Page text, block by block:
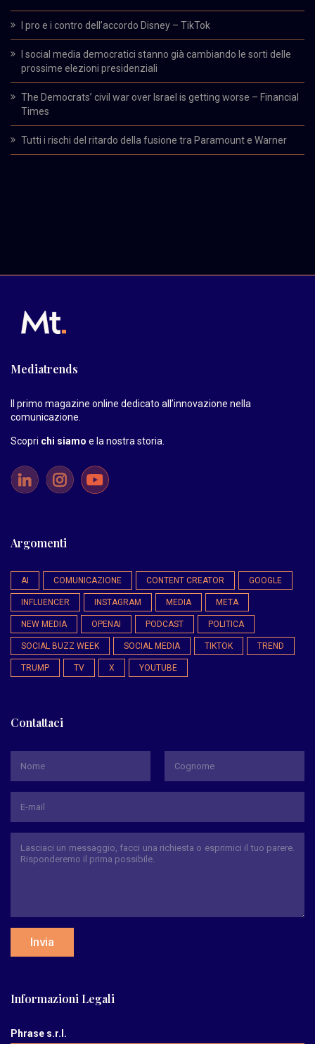
I pro e i contro dell’accordo Disney – TikTok
I social media democratici stanno già cambiando le sorti delle
prossime elezioni presidenziali
The Democrats’ civil war over Israel is getting worse – Financial
Times
Tutti i rischi del ritardo della fusione tra Paramount e Warner
Mediatrends
Il primo magazine online dedicato all’innovazione nella
comunicazione.
Scopri chi siamo e la nostra storia
Argomenti
AI COMUNICAZIONE CONTENT CREATOR GOOGLE
INFLUENCER INSTAGRAM MEDIA META
NEW MEDIA OPENAI PODCAST POLITICA
SOCIAL BUZZ WEEK SOCIAL MEDIA TIKTOK TREND
TRUMP TV X YOUTUBE
Contattaci
Invia
Informazioni Legali
Phrase s.r.l.